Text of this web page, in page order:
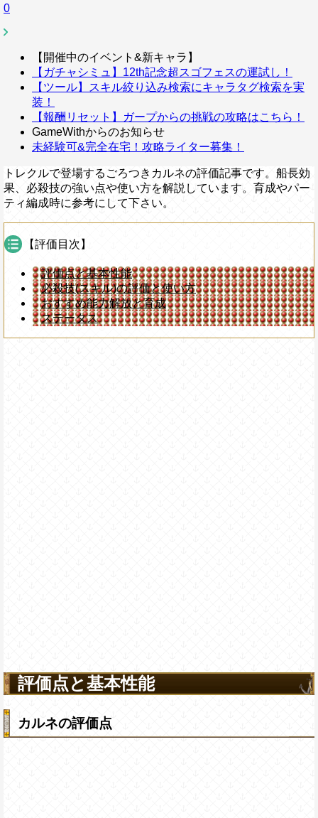
0
【開催中のイベント&新キャラ】
【ガチャシミュ】12th記念超スゴフェスの運試し！
【ツール】スキル絞り込み検索にキャラタグ検索を実
装！
【報酬リセット】ガープからの挑戦の攻略はこちら！
GameWithからのお知らせ
未経験可&完全在宅！攻略ライター募集！
トレクルで登場するごろつきカルネの評価記事です。船長効
果、必殺技の強い点や使い方を解説しています。育成やパー
ティ編成時に参考にして下さい。
【評価目次】
評価点と基本性能
必殺技(スキル)の評価と使い方
おすすめ能力解放と育成
ステータス
評価点と基本性能
カルネの評価点